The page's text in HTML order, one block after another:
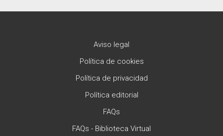
Aviso legal
Política de cookies
Política de privacidad
Política editorial
FAQs
FAQs - Biblioteca Virtual